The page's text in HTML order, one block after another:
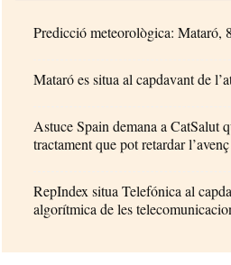
Predicció meteorològica: Mataró,
Mataró es situa al capdavant de
Astuce Spain demana a CatSalut
tractament que pot retardar
RepIndex situa Telefónica al
algorítmica de les